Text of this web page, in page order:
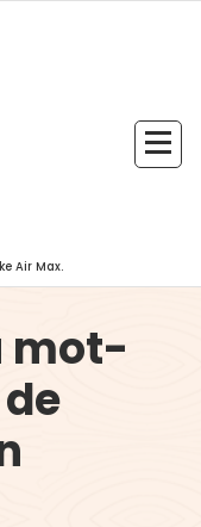
Air Max.
mot-